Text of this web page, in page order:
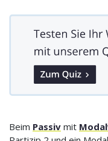
Beim Passiv mit